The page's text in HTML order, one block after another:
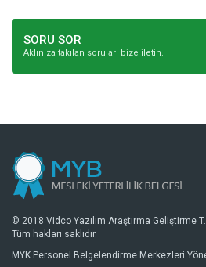
SORU SOR
Aklınıza takılan soruları bize iletin.
© 2018 Vidco Yazılım Araştırma Geliştirme
Tüm hakları saklıdır.
MYK Personel Belgelendirme Merkezleri